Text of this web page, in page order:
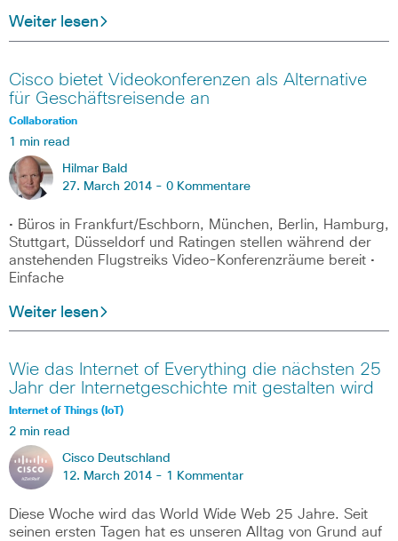
Weiter lesen
Cisco bietet Videokonferenzen als Alternative
für Geschäftsreisende an
Collaboration
1 min read
Hilmar Bald
27. March 2014 - 0 Kommentare
• Büros in Frankfurt/Eschborn, München, Berlin, Hamburg,
Stuttgart, Düsseldorf und Ratingen stellen während der
anstehenden Flugstreiks Video-Konferenzräume bereit •
Einfache
Weiter lesen
Wie das Internet of Everything die nächsten 25
Jahr der Internetgeschichte mit gestalten wird
Internet of Things (IoT)
2 min read
Cisco Deutschland
12. March 2014 - 1 Kommentar
Diese Woche wird das World Wide Web 25 Jahre. Seit
seinen ersten Tagen hat es unseren Alltag von Grund auf